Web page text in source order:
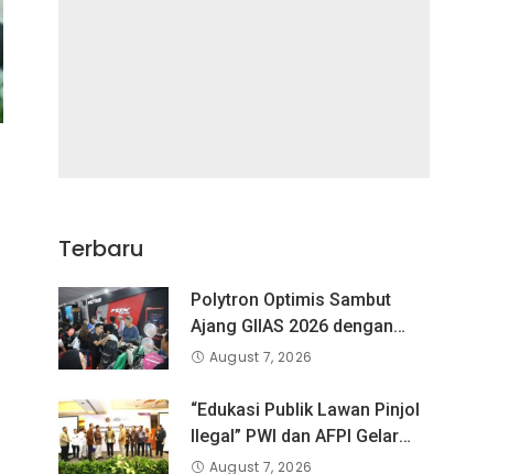
Terbaru
Polytron Optimis Sambut
Ajang GIIAS 2026 dengan
Respon Positif
August 7, 2026
“Edukasi Publik Lawan Pinjol
Ilegal” PWI dan AFPI Gelar
Workshop Jurnalistik
August 7, 2026